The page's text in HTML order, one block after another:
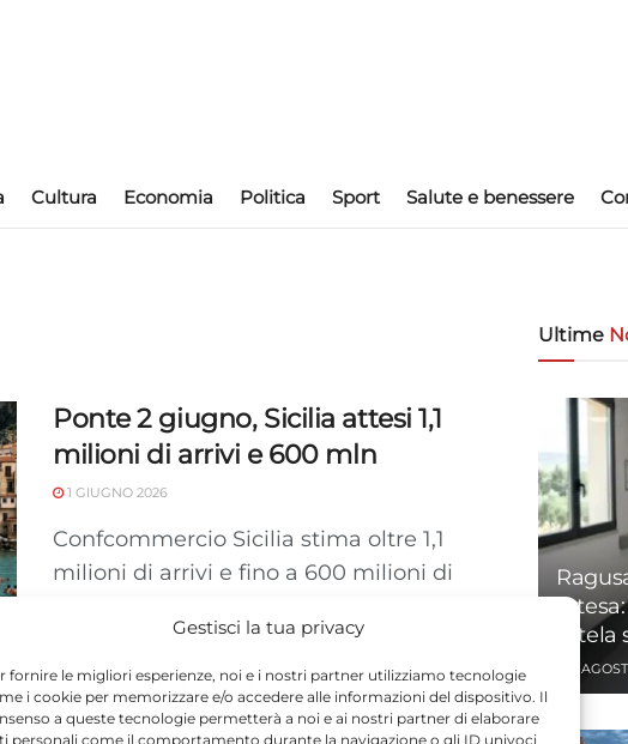
Gestisci la tua privacy
fornire le migliori esperienze, noi e i nostri partner utilizziamo tecnologie
i cookie per memorizzare e/o accedere alle informazioni del dispositivo. Il
a queste tecnologie permetterà a noi e ai nostri partner di elaborare
personali come il comportamento durante la navigazione o gli ID univoci
Cultura Economia Politica Sport Salute e benessere
Ponte 2 giugno, Sicilia attesi 1,1
milioni di arrivi e 600 mln
1 GIUGNO 2026
Confcommercio Sicilia stima oltre 1,1
milioni di arrivi e fino a 600 milioni di
Ultime
7